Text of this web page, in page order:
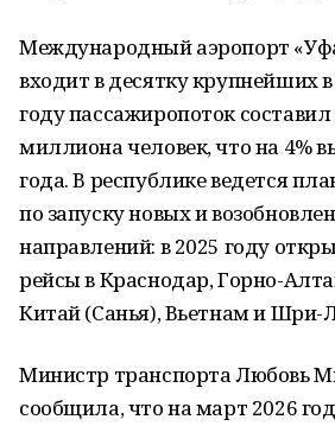
Международный аэропорт
входит в десятку крупнейших в
году пассажиропоток
миллиона человек, что на 4%
года. В республике ведется
по запуску новых и
направлений: в 2025 году
рейсы в Краснодар, Горно-
Китай (Санья), Вьетнам и Шри-
Министр транспорта Любовь
сообщила, что на март 2026